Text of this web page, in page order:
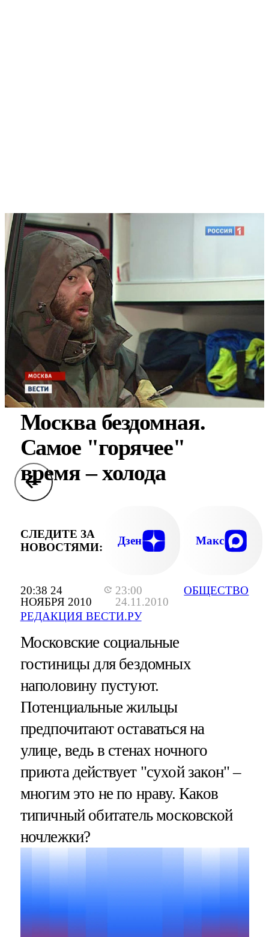
20:38 24
НОЯБРЯ 2010
23:00
24.11.2010
РЕДАКЦИЯ ВЕСТИ.РУ
ОБЩЕСТВО
Москва бездомная.
Самое "горячее"
время – холода
СЛЕДИТЕ ЗА
НОВОСТЯМИ:
Дзен Макс
Московские социальные
гостиницы для бездомных
наполовину пустуют.
Потенциальные жильцы
предпочитают оставаться на
улице, ведь в стенах ночного
приюта действует "сухой закон" –
многим это не по нраву. Каков
типичный обитатель московской
ночлежки?